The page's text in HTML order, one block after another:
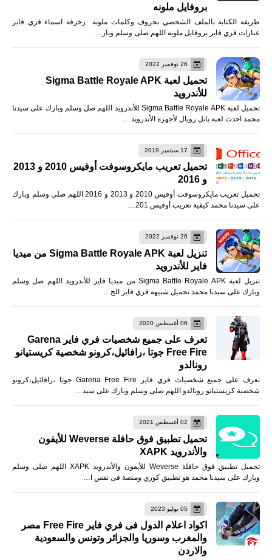
بروفايل ملونه
طريقة الكتابة بالملف الشخصي بحروف وكلمات ملونة زخرفة اسماء فري فاير
عبارات فري فاير بروفايل ملونه اللهم صلى وسلم وبار…
26 نوفمبر 2022
تحميل لعبة Sigma Battle Royale APK
للأندرويد
تحميل لعبة Sigma Battle Royale APK للأندرويد اللهم صل وسلم وبارك على سيدنا
محمد احدث لعبة باتل رويال لأجهزة الأندرويد …
17 سبتمبر 2019
تحميل تعريب مايكروسوفت أوفيس 2010 و 2013
و 2016
تحميل تعريب مايكروسوفت أوفيس 2010 و 2013 و 2016 اللهم صلي وسلم وبارك
على سيدنا محمد كيفية تعريب أوفيس 201…
26 نوفمبر 2022
تنزيل لعبة Sigma Battle Royale APK من ميديا
فاير للأندرويد
تنزيل لعبة Sigma Battle Royale APK من ميديا فاير للأندرويد اللهم صل وسلم
وبارك على سيدنا محمد تحميل شبيهه فري فاير الج…
06 أغسطس 2020
تعرف على جميع شخصيات فري فاير Garena
Free Fire جوتا ،رافائيل،كرونو شخصية كريستيانو
رونالدو
تعرف على جميع شخصيات فري فاير Garena Free Fire جوتا ،رافائيل،كرونو
شخصية كريستيانو رونالدو اللهم صلى وسلم وبارك على سيد…
02 أغسطس 2021
تحميل تطبيق فوق حافلة Weverse للأيفون
والأندرويد XAPK
تحميل تطبيق فوق حافلة Weverse للأيفون والأندرويد XAPK اللهم صلى وسلم
وبارك على سيدنا محمد هو تطبيق كوري ومنصة فى نفس ا…
05 يوليو 2023
اكواد اعلام الدول فى فري فاير Free Fire مصر
والمغرب وسوريا والجزائر وتونس والسعودية
والاردن